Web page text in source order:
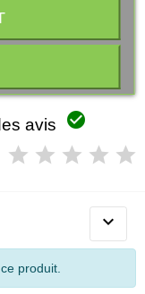
avis 

produit.